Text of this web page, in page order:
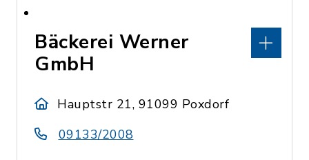
Bäckerei Werner
GmbH
Hauptstr 21, 91099 Poxdorf
09133/2008